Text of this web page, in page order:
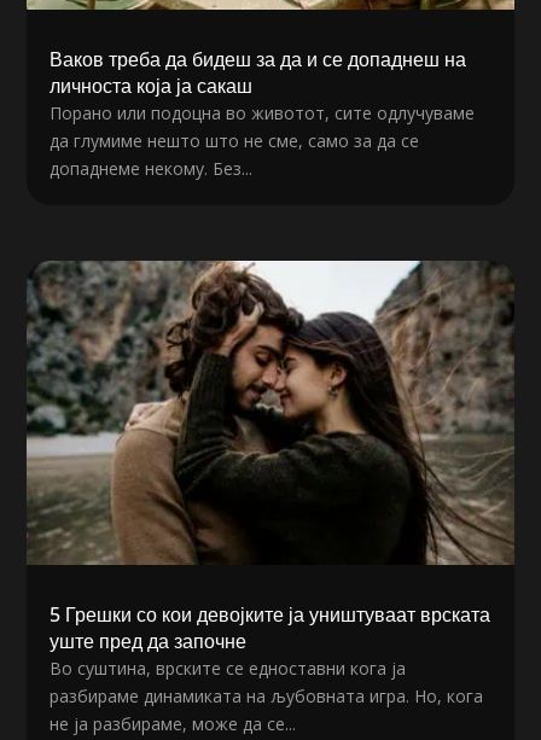
Ваков треба да бидеш за да и се допаднеш на
личноста која ја сакаш
Порано или подоцна во животот, сите одлучуваме
да глумиме нешто што не сме, само за да се
допаднеме некому. Без...
5 Грешки со кои девојките ја уништуваат врската
уште пред да започне
Во суштина, врските се едноставни кога ја
разбираме динамиката на љубовната игра. Но, кога
не ја разбираме, може да се...